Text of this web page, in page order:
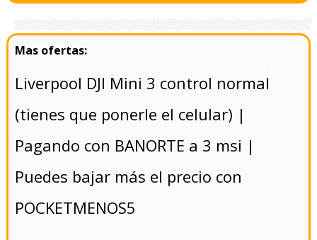
Liverpool DJI Mini 3 control normal
(tienes que ponerle el celular) |
Pagando con BANORTE a 3 msi |
Puedes bajar más el precio con
POCKETMENOS5